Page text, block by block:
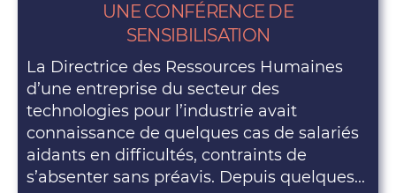
UNE CONFÉRENCE DE
SENSIBILISATION
La Directrice des Ressources Humaines
d’une entreprise du secteur des
technologies pour l’industrie avait
connaissance de quelques cas de salariés
aidants en difficultés, contraints de
s’absenter sans préavis. Depuis quelques...